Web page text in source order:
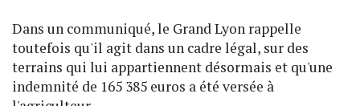
Dans un communiqué, le Grand Lyon rappelle
toutefois qu'il agit dans un cadre légal, sur des
terrains qui lui appartiennent désormais et qu'une
indemnité de 165 385 euros a été versée à